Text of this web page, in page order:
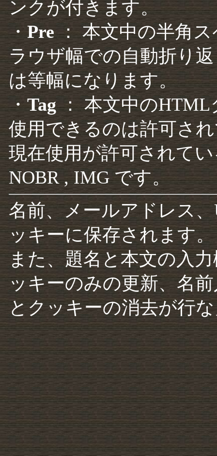
ンクが付きます。
・Pre： 本文中の半角
ラウザ幅での自動折り
は等幅になります。
・Tag： 本文中のHTML
使用できるのは許可さ
現在使用が許可されて
NOBR , IMG です。
名前、メールアドレス
ッキーに保存されます。
また、題名と本文の入
ッキーのみの更新、名
とクッキーの消去が行